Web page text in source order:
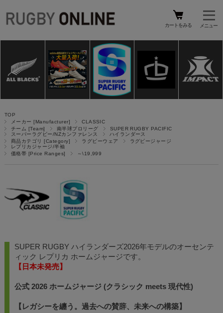
カートをみる
TOP
メーカー [Manufacturer]
CLASSIC
チーム [Team]
南半球プロリーグ
SUPER RUGBY PACIFIC
スーパーラグビー/NZカンファレンス
ハイランダース
商品カテゴリ [Category]
ラグビーウェア
ラグビージャージ
レプリカジャージ/半袖
価格帯 [Price Ranges]
～\19,999
SUPER RUGBY ハイランダーズ2026年モデルのオーセンテ
ィック レプリカ ホームジャージです。
【日本未発売】
公式 2026 ホームジャージ (クラシック meets 現代性)
【レガシーを纏う。過去への賛辞、未来への構築】